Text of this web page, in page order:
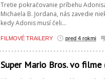
Tretie pokračovanie príbehu
Michaela B. Jordana, nás zavedie
kedy Adonis musí čeli...
FILMOVÉ TRAILERY pred 4 rokmi
Super Mario Bros. vo filme